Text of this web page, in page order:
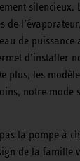
de
de
d’installer
plus, les
notre
pas la pompe à
de la famille